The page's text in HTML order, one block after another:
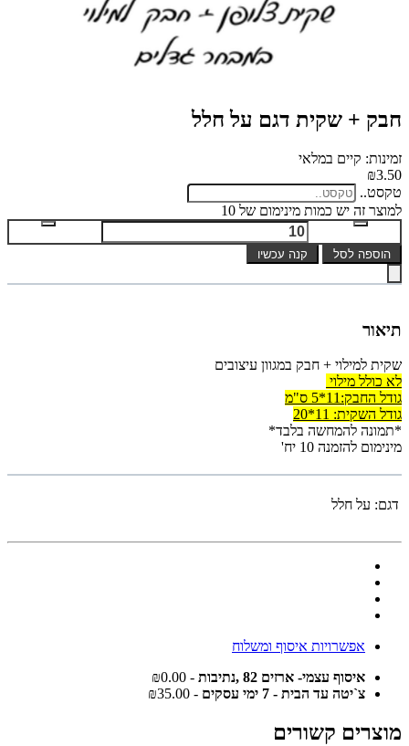
חבק + שקית דגם על חלל
זמינות: קיים במלאי
₪3.50
טקסט..
למוצר זה יש כמות מינימום של 10
הוספה לסל קנה עכשיו
תיאור
שקית למילוי + חבק במגוון עיצובים
לא כולל מילוי
גודל החבק:11*5 ס"מ
גודל השקית: 11*20
*תמונה להמחשה בלבד*
מינימום להזמנה 10 יח'
דגם: על חלל
אפשרויות איסוף ומשלוח
איסוף עצמי- ארזים 82 ,נתיבות
- ₪0.00
צ`יטה עד הבית - 7 ימי עסקים
- ₪35.00
מוצרים קשורים